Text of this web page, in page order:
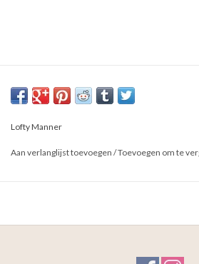
Lofty Manner
Aan verlanglijst toevoegen /Toevoegen om te